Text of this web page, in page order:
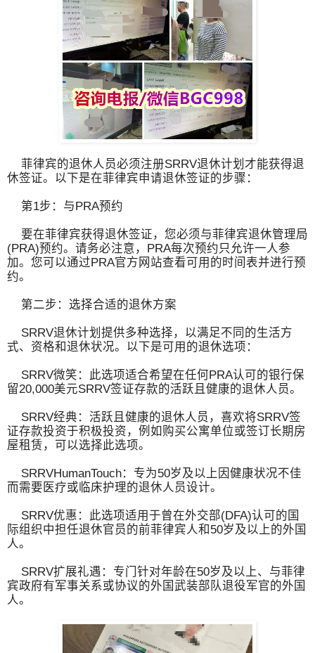
菲律宾的退休人员必须注册SRRV退休计划才能获得退
休签证。以下是在菲律宾申请退休签证的步骤：
第1步：与PRA预约
要在菲律宾获得退休签证，您必须与菲律宾退休管理局
(PRA)预约。请务必注意，PRA每次预约只允许一人参
加。您可以通过PRA官方网站查看可用的时间表并进行预
约。
第二步：选择合适的退休方案
SRRV退休计划提供多种选择，以满足不同的生活方
式、资格和退休状况。以下是可用的退休选项：
SRRV微笑：此选项适合希望在任何PRA认可的银行保
留20,000美元SRRV签证存款的活跃且健康的退休人员。
SRRV经典：活跃且健康的退休人员，喜欢将SRRV签
证存款投资于积极投资，例如购买公寓单位或签订长期房
屋租赁，可以选择此选项。
SRRVHumanTouch：专为50岁及以上因健康状况不佳
而需要医疗或临床护理的退休人员设计。
SRRV优惠：此选项适用于曾在外交部(DFA)认可的国
际组织中担任退休官员的前菲律宾人和50岁及以上的外国
人。
SRRV扩展礼遇：专门针对年龄在50岁及以上、与菲律
宾政府有军事关系或协议的外国武装部队退役军官的外国
人。